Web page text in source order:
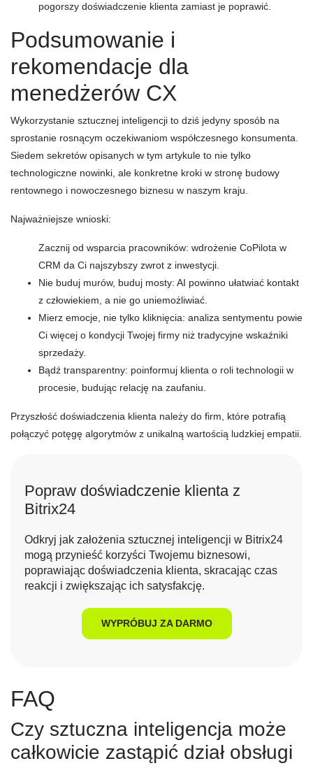
pogorszy doświadczenie klienta zamiast je poprawić.
Podsumowanie i
rekomendacje dla
menedżerów CX
Wykorzystanie sztucznej inteligencji to dziś jedyny sposób na
sprostanie rosnącym oczekiwaniom współczesnego konsumenta.
Siedem sekretów opisanych w tym artykule to nie tylko
technologiczne nowinki, ale konkretne kroki w stronę budowy
rentownego i nowoczesnego biznesu w naszym kraju.
Najważniejsze wnioski:
Zacznij od wsparcia pracowników: wdrożenie CoPilota w
CRM da Ci najszybszy zwrot z inwestycji.
Nie buduj murów, buduj mosty: AI powinno ułatwiać kontakt
z człowiekiem, a nie go uniemożliwiać.
Mierz emocje, nie tylko kliknięcia: analiza sentymentu powie
Ci więcej o kondycji Twojej firmy niż tradycyjne wskaźniki
sprzedaży.
Bądź transparentny: poinformuj klienta o roli technologii w
procesie, budując relację na zaufaniu.
Przyszłość doświadczenia klienta należy do firm, które potrafią
połączyć potęgę algorytmów z unikalną wartością ludzkiej empatii.
Popraw doświadczenie klienta z
Bitrix24
Odkryj jak założenia sztucznej inteligencji w Bitrix24
mogą przynieść korzyści Twojemu biznesowi,
poprawiając doświadczenia klienta, skracając czas
reakcji i zwiększając ich satysfakcję.
WYPRÓBUJ ZA DARMO
FAQ
Czy sztuczna inteligencja może
całkowicie zastąpić dział obsługi